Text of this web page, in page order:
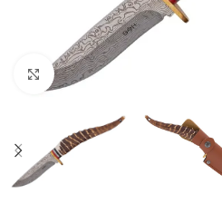
Spustelėkite, kad padidintumėte